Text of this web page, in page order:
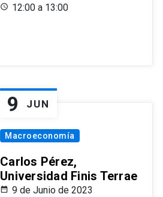
12:00 a 13:00
9 JUN
Macroeconomía
Carlos Pérez,
Universidad Finis Terrae
9 de Junio de 2023